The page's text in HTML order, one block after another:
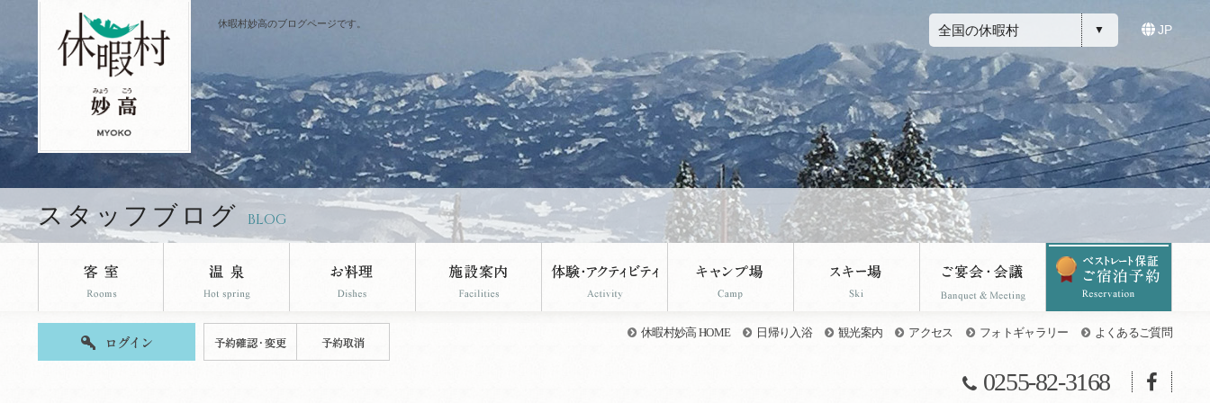
休暇村妙高のブログページです。 全国の休暇村 JP
スタッフブログ BLOG
休暇村妙高 HOME 日帰り入浴 観光案内 アクセス フォトギャラリー よくあるご質問
0255-82-3168